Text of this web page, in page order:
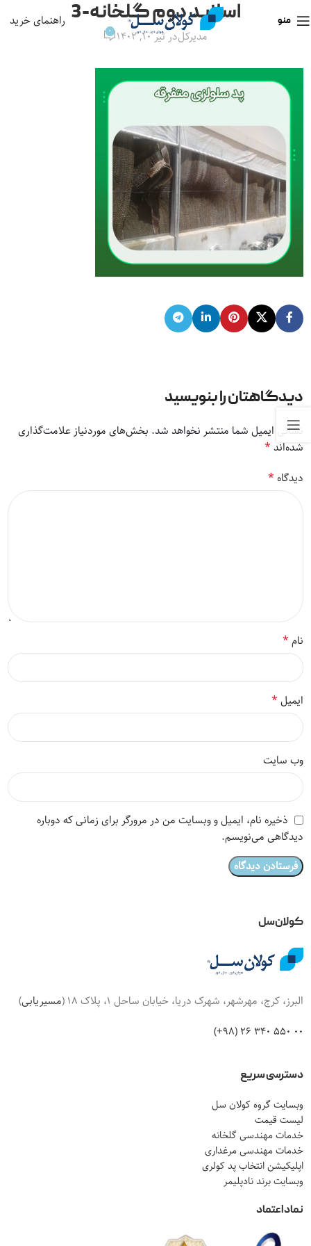
منو راهنمای خرید اسلاید دوم گلخانه-3
مدیرکلدر تیر ۱۰, ۱۴۰۲ 0
دیدگاهتان را بنویسید
نشانی ایمیل شما منتشر نخواهد شد. بخش‌های موردنیاز علامت‌گذاری
شده‌اند*
دیدگاه*
نام*
ایمیل*
وب‌ سایت
ذخیره نام، ایمیل و وبسایت من در مرورگر برای زمانی که دوباره
دیدگاهی می‌نویسم.
کولان‌سل
البرز، کرج، مهرشهر، شهرک دریا، خیابان ساحل 1، پلاک 18 ( مسیریابی)
00 550 340 26 (98+)
دسترسی سریع
وبسایت گروه کولان سل
لیست قیمت
خدمات مهندسی گلخانه
خدمات مهندسی مرغداری
اپلیکیشن انتخاب پد کولری
وبسایت برند نادپلیمر
نماد اعتماد